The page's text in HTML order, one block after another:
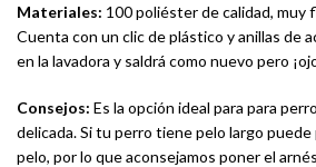
Materiales: 100 poliéster de calidad, muy
Cuenta con un clic de plástico y anillas de
en la lavadora y saldrá como nuevo pero
Consejos: Es la opción ideal para para
delicada. Si tu perro tiene pelo largo
pelo, por lo que aconsejamos poner el